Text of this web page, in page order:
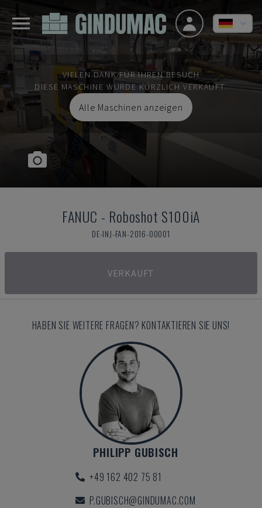
VIELEN DANK FÜR IHREN BESUCH
DIESE MASCHINE WURDE KÜRZLICH VERKAUFT.
Alle Maschinen anzeigen
FANUC - Roboshot S100iA
DE-INJ-FAN-2016-00001
VERKAUFT
HABEN SIE WEITERE FRAGEN? KONTAKTIEREN SIE UNS!
PHILIPP GUBISCH
+49 162 402 75 81
P.GUBISCH@GINDUMAC.COM